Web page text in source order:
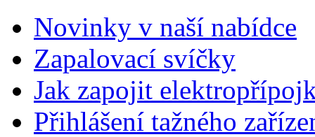
Novinky v naší nabídce
Zapalovací svíčky
Jak zapojit
Přihlášení tažného